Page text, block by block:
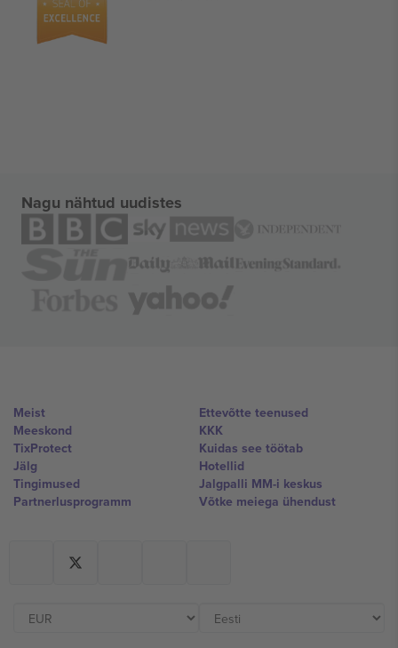
Nagu nähtud uudistes
Meist
Meeskond
TixProtect
Jälg
Tingimused
Partnerlusprogramm
Ettevõtte teenused
KKK
Kuidas see töötab
Hotellid
Jalgpalli MM-i keskus
Võtke meiega ühendust